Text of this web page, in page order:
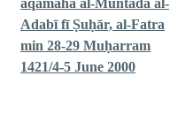
aqāmahā al-Muntadà al-
Adabī fī Ṣuḥār, al-Fatra
min 28-29 Muḥarram
1421/4-5 June 2000